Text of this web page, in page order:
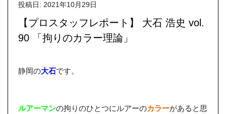
投稿日: 2021年10月29日
【プロスタッフレポート】 大石 浩史 vol.
90 「拘りのカラー理論」
静岡の大石です。
ルアーマンの拘りのひとつにルアーのカラーがあると思